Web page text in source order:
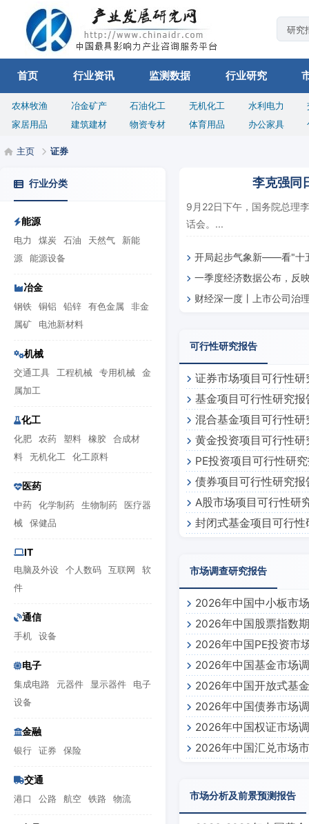
首页 行业资讯 监测数据 行业研究
农林牧渔 冶金矿产 石油化工 无机化工 水利电力
家居用品
建筑建材 物资专材 体育用品 办公家具
主页 证券
行业分类
能源
电力 煤炭 石油 天然气
新能
源
能源设备
冶金
钢铁 铜铝 铅锌 有色金属
非金
属矿
电池新材料
机械
交通工具 工程机械 专用机械
金
属加工
化工
化肥 农药 塑料 橡胶
合成材
料
无机化工 化工原料
医药
中药 化学制药 生物制药
医疗器
械
保健品
IT
电脑及外设 个人数码 互联网
软
件
通信
手机 设备
电子
集成电路 元器件 显示器件
电子
设备
金融
银行 证券 保险
交通
港口 公路 航空 铁路 物流
李克强同
9月22日下午，国务院总理
话会。...
开局起步气象新——看"十
济发展图景
一季度经济数据公布，反
威回应
财经深一度丨上市公司治
可行性研究报告
证券市场项目可行性研
基金项目可行性研究报
混合基金项目可行性研
黄金投资项目可行性研
PE投资项目可行性研
债券项目可行性研究报
A股市场项目可行性研
封闭式基金项目可行性
市场调查研究报告
2026年中国中小板市
2026年中国股票指数
2026年中国PE投资市
2026年中国基金市场
2026年中国开放式基
2026年中国债券市场
2026年中国权证市场
2026年中国汇兑市场
市场分析及前景预测报告